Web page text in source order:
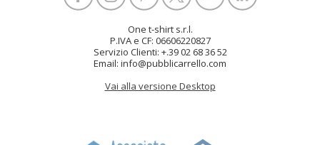
One t-shirt s.r.l.
P.IVA e CF: 06606220827
Servizio Clienti: +.39 02 68 36 52
Email: info@pubblicarrello.com
Vai alla versione Desktop